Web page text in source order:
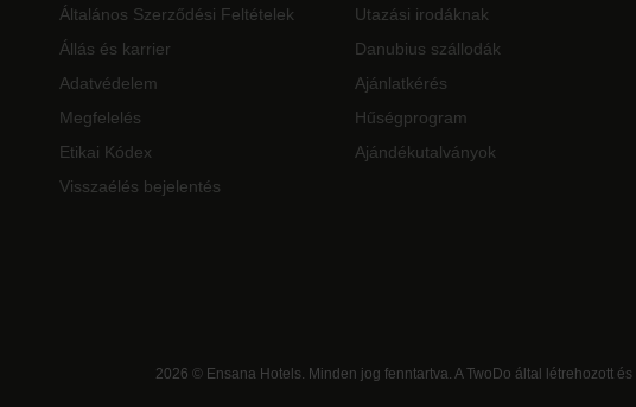
Általános Szerződési Feltételek
Állás és karrier
Adatvédelem
Megfelelés
Etikai Kódex
Visszaélés bejelentés
Utazási irodáknak
Danubius szállodák
Ajánlatkérés
Hűségprogram
Ajándékutalványok
2026 © Ensana Hotels. Minden jog fenntartva. A TwoDo által létrehozott